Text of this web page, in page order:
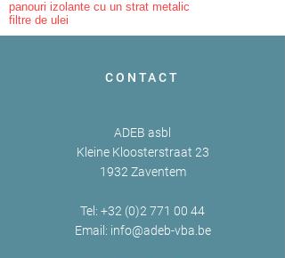
panouri izolante cu un strat metalic
filtre de ulei
CONTACT
ADEB asbl
Kleine Kloosterstraat 23
1932 Zaventem
Tel: +32 (0)2 771 00 44
Email: info@adeb-vba.be